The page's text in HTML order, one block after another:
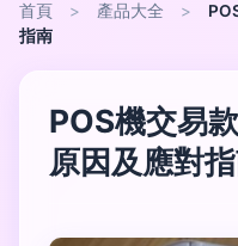
首頁 > 產品大全 >
指南
POS機交易
原因及應對